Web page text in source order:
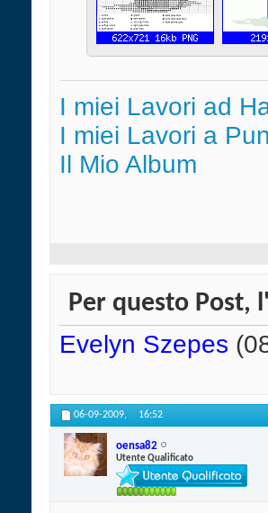
I miei Lavori ad
I miei Lavori a
Il Mio Album
Per questo Post,
Evelyn Szepes
06-09-2009, 16:52
oensa82
Utente Qualificato